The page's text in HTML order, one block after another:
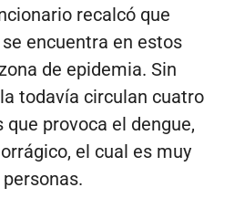
recalcó que
encuentra en estos
de epidemia. Sin
todavía circulan cuatro
provoca el dengue,
el cual es muy